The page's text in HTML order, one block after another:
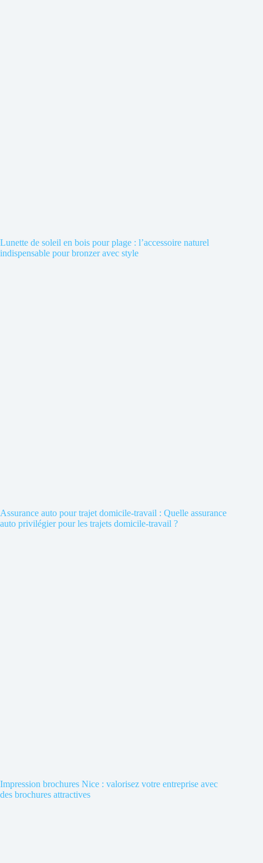
Lunette de soleil en bois pour plage : l’accessoire naturel
indispensable pour bronzer avec style
Assurance auto pour trajet domicile-travail : Quelle assurance
auto privilégier pour les trajets domicile-travail ?
Impression brochures Nice : valorisez votre entreprise avec
des brochures attractives